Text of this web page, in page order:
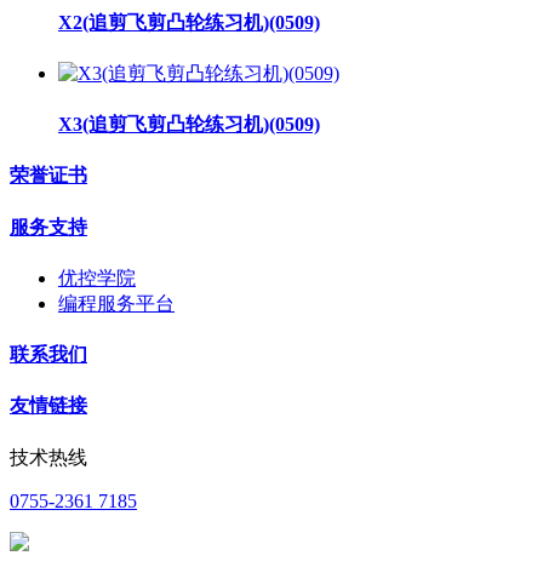
X2(追剪飞剪凸轮练习机)(0509)
X3(追剪飞剪凸轮练习机)(0509)
荣誉证书
服务支持
优控学院
编程服务平台
联系我们
友情链接
技术热线
0755-2361 7185